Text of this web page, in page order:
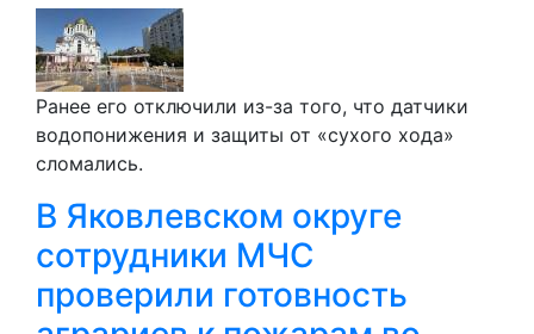
Ранее его отключили из-за того, что датчики
водопонижения и защиты от «сухого хода»
сломались.
В Яковлевском округе
сотрудники МЧС
проверили готовность